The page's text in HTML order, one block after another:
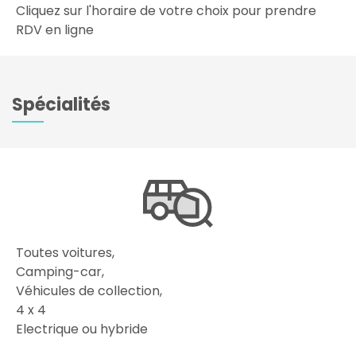
Cliquez sur l'horaire de votre choix pour prendre
RDV en ligne
Spécialités
Toutes voitures,
Camping-car,
Véhicules de collection,
4 x 4
Electrique ou hybride